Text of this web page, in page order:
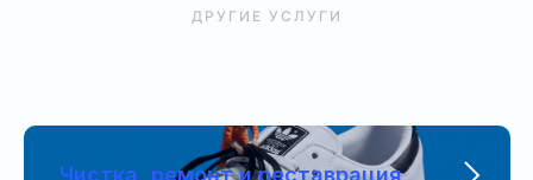
ДРУГИЕ УСЛУГИ